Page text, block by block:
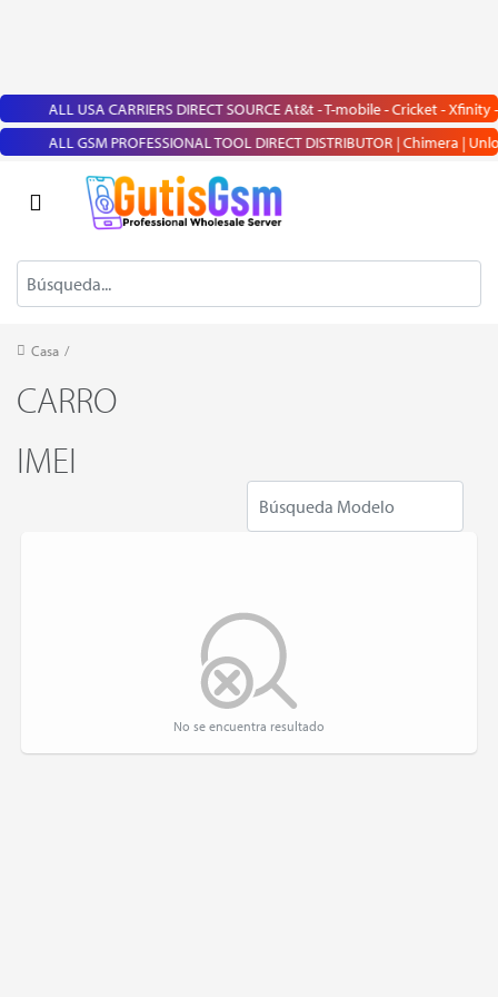
ALL USA CARRIERS DIRECT SOURCE At&t - T-mobile - Cricket -
ALL GSM PROFESSIONAL TOOL DIRECT DISTRIBUTOR |
Casa /
CARRO
IMEI
No se encuentra resultado